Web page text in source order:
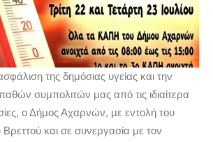
της δημόσιας υγείας και την
συμπολιτών μας από τις ιδιαίτερα
ο Δήμος Αχαρνών, με εντολή του
και σε συνεργασία με τον